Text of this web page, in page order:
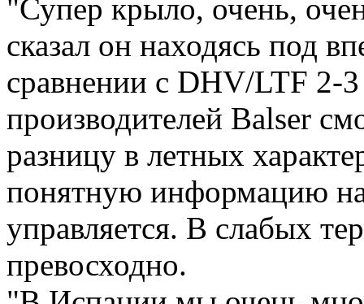
"Супер крыло, очень,
сказал он находясь под
сравнении с DHV/LTF 2-
производителей Balser
разницу в летных
понятную информацию
управляется. В слабых
превосходно.